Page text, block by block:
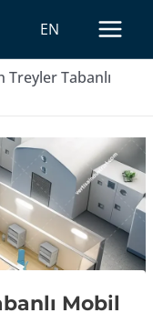
EN
MAIN
Treyler Tabanlı
Mobil